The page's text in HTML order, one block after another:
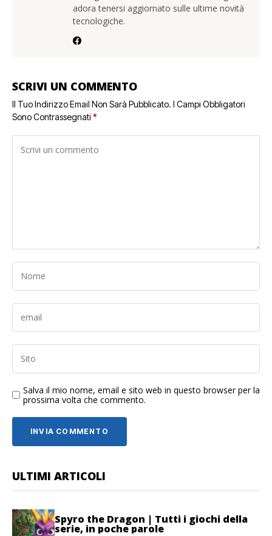
adora tenersi aggiornato sulle ultime novità
tecnologiche.
SCRIVI UN COMMENTO
Il Tuo Indirizzo Email Non Sarà Pubblicato. I Campi Obbligatori
Sono Contrassegnati *
Salva il mio nome, email e sito web in questo browser per la
prossima volta che commento.
ULTIMI ARTICOLI
Spyro the Dragon | Tutti i giochi della
serie, in poche parole